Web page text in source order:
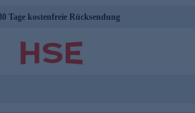
Tage kostenfreie Rücksendung